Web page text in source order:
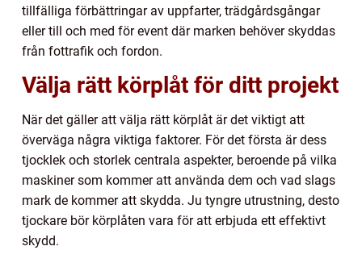
tillfälliga förbättringar av uppfarter, trädgårdsgångar
eller till och med för event där marken behöver skyddas
från fottrafik och fordon.
Välja rätt körplåt för ditt projekt
När det gäller att välja rätt körplåt är det viktigt att
överväga några viktiga faktorer. För det första är dess
tjocklek och storlek centrala aspekter, beroende på vilka
maskiner som kommer att använda dem och vad slags
mark de kommer att skydda. Ju tyngre utrustning, desto
tjockare bör körplåten vara för att erbjuda ett effektivt
skydd.